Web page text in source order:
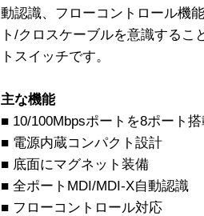
動認識、フローコントロール機
ト/クロスケーブルを意識する
トスイッチです。
主な機能
■ 10/100Mbpsポートを8ポート
■ 電源内蔵コンパクト設計
■ 底面にマグネット装備
■ 全ポートMDI/MDI-X自動認識
■ フローコントロール対応